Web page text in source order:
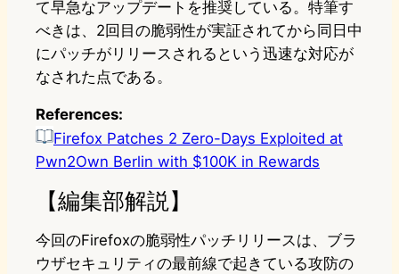
て早急なアップデートを推奨している。特筆す
べきは、2回目の脆弱性が実証されてから同日中
にパッチがリリースされるという迅速な対応が
なされた点である。
References:
Firefox Patches 2 Zero-Days Exploited at
Pwn2Own Berlin with $100K in Rewards
【編集部解説】
今回のFirefoxの脆弱性パッチリリースは、ブラ
ウザセキュリティの最前線で起きている攻防の